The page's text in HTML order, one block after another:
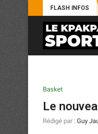
FLASH INFOS
Basket
Le
Rédigé par : Guy